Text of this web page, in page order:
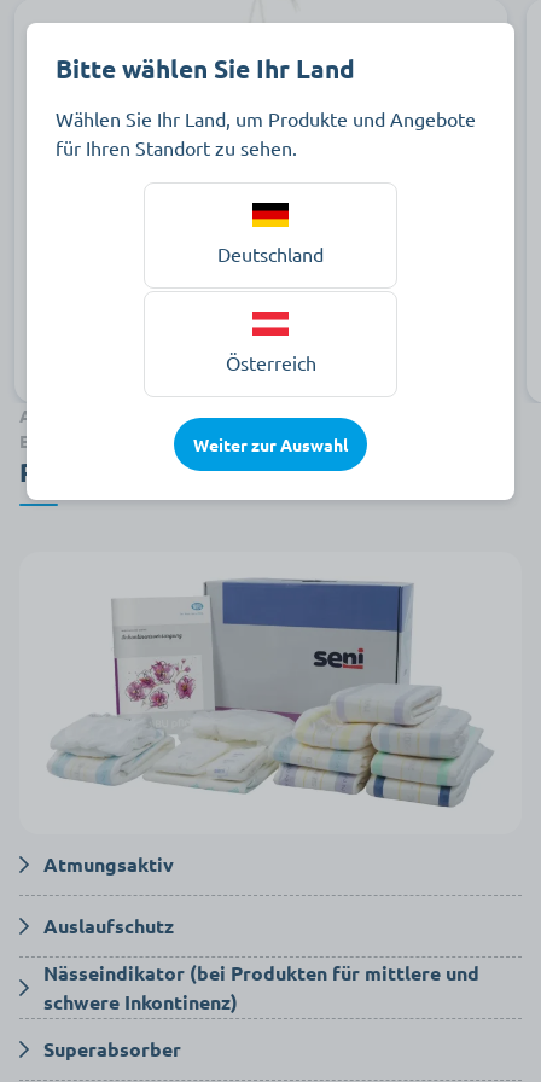
Ableitende Inkoartikel
Zu den Produkten
Alle von uns gelieferten Produkte besitzen die folgenden
Eigenschaften
Pluspunkte der seni Artikel
Atmungsaktiv
Die Außenschicht der Produkte wird aus einem speziellen,
atmungsaktiven Material hergestellt. Atmungsaktive Produkte
unterstützen die Hautgesundheit und reduzieren das Risiko von
Wundliegen und Dekubitus.
Auslaufschutz
Elastische Seitenbündchen aus speziellem,
flüssigkeitsabweisendem Vliesstoff bieten Schutz vor dem
Auslaufsperren passen sich die Seitenbündchen exakt an die
Nässeindikator (bei Produkten für mittlere und
schwere Inkontinenz)
Der Nässeindikator verändert sich beim Kontakt mit Feuchtigkeit
im Inneren des Produktes. Die gelben Streifen verändern ihre
Superabsorber
Bitte wählen Sie Ihr Land
Wählen Sie Ihr Land, um Produkte und Angebote
für Ihren Standort zu sehen.
Deutschland
Österreich
Weiter zur Auswahl